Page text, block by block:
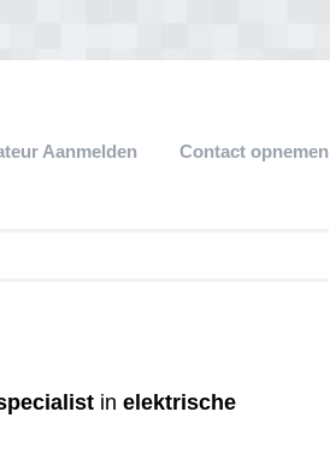
Aanmelden Contact opnemen
inelektrische